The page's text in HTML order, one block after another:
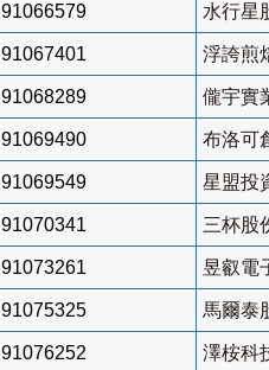
91066579 水行星
91067401 浮誇煎
91068289 儱宇實
91069490 布洛可
91069549 星盟投
91070341 三杯股
91073261 昱叡電
91075325 馬爾泰
91076252 澤桉科